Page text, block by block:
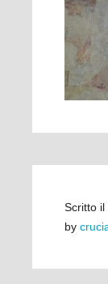
Scritto il
by